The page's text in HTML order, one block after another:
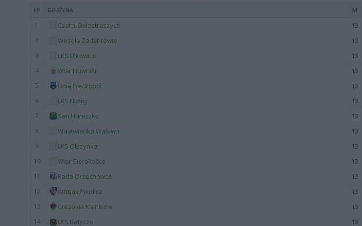
LP DRUŻYNA M
1 Czarni Bolestraszyce 13
2 Wesoła Zadąbrowie 13
3 LKS Ujkowice 13
4 Wiar Huwniki 13
5 Unia Fredropol 13
6 LKS Niziny 13
7 San Hureczko 13
8 Walawianka Walawa 13
9 LKS Olszynka 13
10 Wiar Sierakośce 13
11 Rada Orzechowce 13
12 Artmax Pikulice 13
13 Cresovia Kalników 13
14 LKS Batycze 13